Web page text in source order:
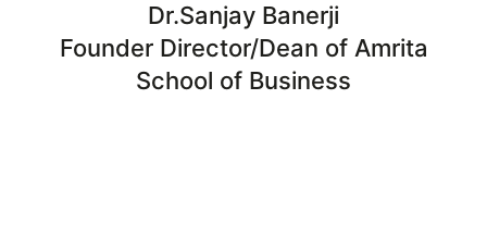
Dr.Sanjay Banerji
Founder Director/Dean of Amrita
School of Business